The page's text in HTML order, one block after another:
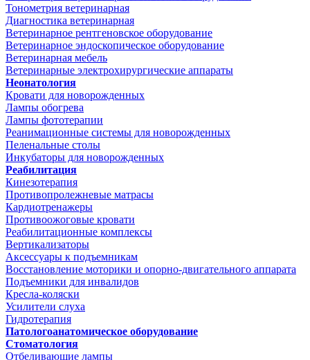
Тонометрия ветеринарная
Диагностика ветеринарная
Ветеринарное рентгеновское оборудование
Ветеринарное эндоскопическое оборудование
Ветеринарная мебель
Ветеринарные электрохирургические аппараты
Неонатология
Кровати для новорожденных
Лампы обогрева
Лампы фототерапии
Реанимационные системы для новорожденных
Пеленальные столы
Инкубаторы для новорожденных
Реабилитация
Кинезотерапия
Противопролежневые матрасы
Кардиотренажеры
Противоожоговые кровати
Реабилитационные комплексы
Вертикализаторы
Аксессуары к подъемникам
Восстановление моторики и опорно-двигательного аппарата
Подъемники для инвалидов
Кресла-коляски
Усилители слуха
Гидротерапия
Патологоанатомическое оборудование
Стоматология
Отбеливающие лампы